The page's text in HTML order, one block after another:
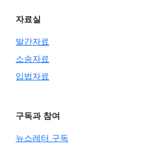
자료실
발간자료
소송자료
입법자료
구독과 참여
뉴스레터 구독